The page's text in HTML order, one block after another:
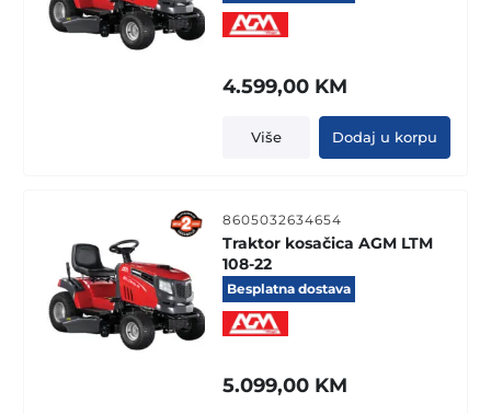
4.599,00 KM
Više Dodaj u korpu
8605032634654
Traktor kosačica AGM LTM
108-22
Besplatna dostava
5.099,00 KM